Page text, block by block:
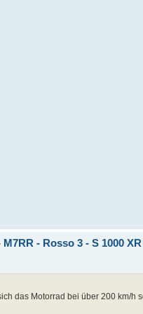
- Rosso 3 - S 1000 XR
das Motorrad bei über 200 km/h